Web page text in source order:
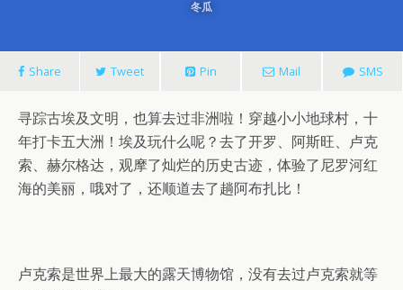
冬瓜
Share Tweet Pin Mail SMS
寻踪古埃及文明，也算去过非洲啦！穿越小小地球村，十
年打卡五大洲！埃及玩什么呢？去了开罗、阿斯旺、卢克
索、赫尔格达，观摩了灿烂的历史古迹，体验了尼罗河红
海的美丽，哦对了，还顺道去了趟阿布扎比！
卢克索是世界上最大的露天博物馆，没有去过卢克索就等